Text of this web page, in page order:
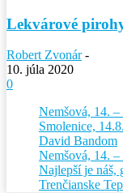
Lekvárové
Robert Zvonár -
10. júla 2020
0
Nemšová, 14.
Smolenice,
David Bandom
Nemšová, 14.
Najlepší je náš,
Trenčianske